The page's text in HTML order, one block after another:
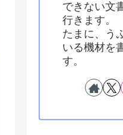
できない文
行きます。
たまに、う
いる機材を
す。